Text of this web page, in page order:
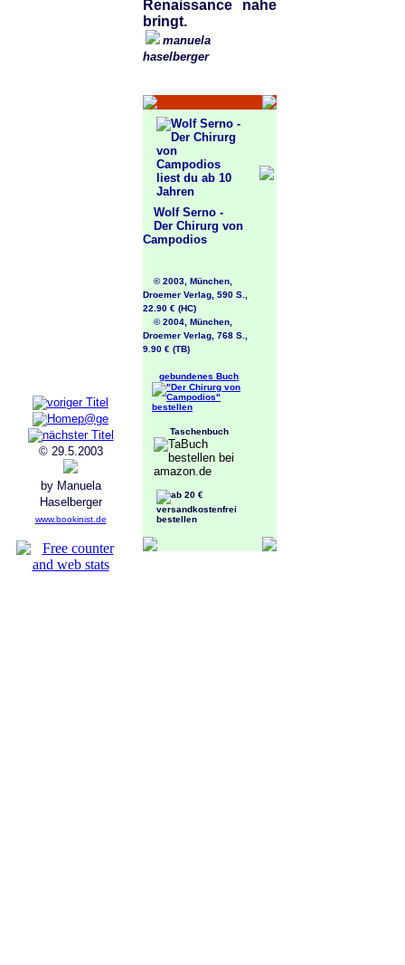
Renaissance nahe
bringt.
manuela
haselberger
Wolf Serno -
Der Chirurg von
Campodios
© 2003, München,
Droemer Verlag, 590 S.,
22.90 € (HC)
© 2004, München,
Droemer Verlag, 768 S.,
9.90 € (TB)
gebundenes Buch
Taschenbuch
© 29.5.2003
by Manuela
Haselberger
www.bookinist.de